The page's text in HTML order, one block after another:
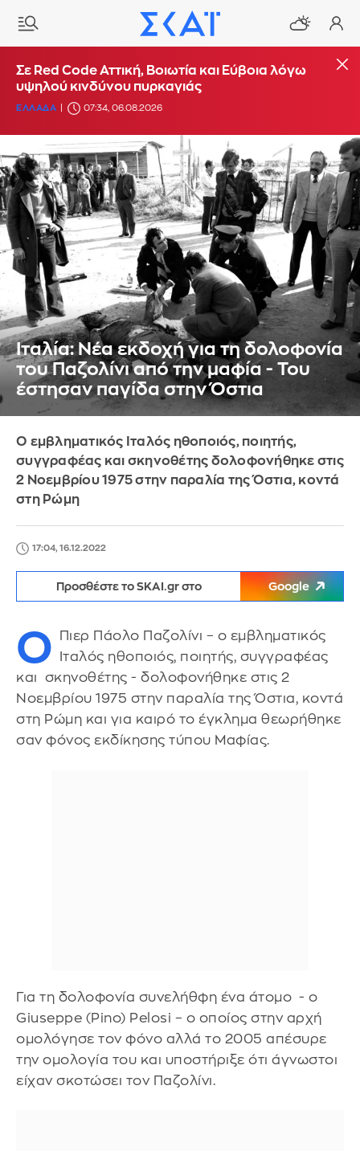
Σε Red Code Αττική, Βοιωτία και Εύβοια λόγω
υψηλού κινδύνου πυρκαγιάς
ΕΛΛΑΔΑ 07:34, 06.08.2026
Ιταλία: Νέα εκδοχή για τη δολοφονία
του Παζολίνι από την μαφία - Του
έστησαν παγίδα στην Όστια
Ο εμβληματικός Ιταλός ηθοποιός, ποιητής,
συγγραφέας και σκηνοθέτης δολοφονήθηκε στις
2 Νοεμβρίου 1975 στην παραλία της Όστια, κοντά
στη Ρώμη
17:04, 16.12.2022
Προσθέστε το SKAI.gr στο Google
Ο
Πιερ Πάολο Παζολίνι – ο εμβληματικός
Ιταλός ηθοποιός, ποιητής, συγγραφέας
και σκηνοθέτης - δολοφονήθηκε στις 2
Νοεμβρίου 1975 στην παραλία της Όστια, κοντά
στη Ρώμη και για καιρό το έγκλημα θεωρήθηκε
σαν φόνος εκδίκησης τύπου Μαφίας.
Για τη δολοφονία συνελήθφη ένα άτομο - ο
Giuseppe (Pino) Pelosi – ο οποίος στην αρχή
ομολόγησε τον φόνο αλλά το 2005 απέσυρε
την ομολογία του και υποστήριξε ότι άγνωστοι
είχαν σκοτώσει τον Παζολίνι.